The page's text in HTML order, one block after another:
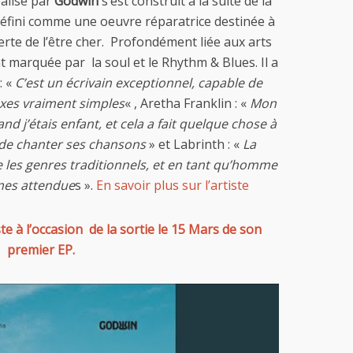
comme une oeuvre réparatrice destinée à
de l’être cher. Profondément liée aux arts
par la soul et le Rhythm & Blues. Il a
« C’est un écrivain exceptionnel, capable de
vraiment simples« , Aretha Franklin : « Mon
j’étais enfant, et cela a fait quelque chose à
chanter ses chansons» et Labrinth : « La
genres traditionnels, et en tant qu’homme
attendues ». En savoir plus sur l’artiste
à l’occasion de la sortie le 15 Mars de son
premier EP.